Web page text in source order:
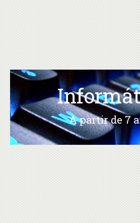
A partir de 7